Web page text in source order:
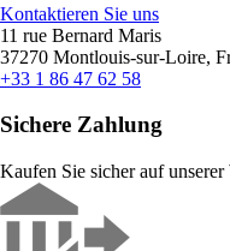
Kontaktieren Sie uns
11 rue Bernard Maris
37270 Montlouis-sur-Loire,
+33 1 86 47 62 58
Sichere Zahlung
Kaufen Sie sicher auf unserer